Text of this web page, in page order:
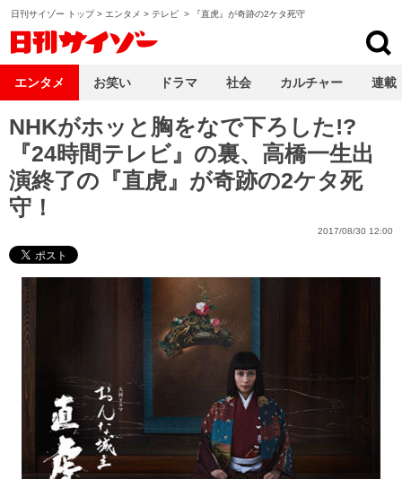
日刊サイゾー トップ> エンタメ > テレビ > 『直虎』が奇跡の2ケタ死守
NHKがホッと胸をなで下ろした!?
『24時間テレビ』の裏、高橋一生出
演終了の『直虎』が奇跡の2ケタ死
守！
2017/08/30 12:00
エンタメ お笑い ドラマ 社会 カルチャー 連載